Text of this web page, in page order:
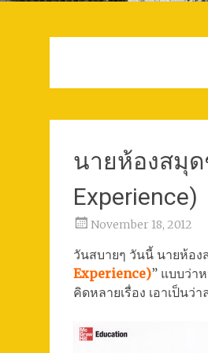
นายห้องสมุด
Experience)
November 18, 2012
วันสบายๆ วันนี้ นายห้อ
Experience)” แบบว่า
คิดหลายเรื่อง เอาเป็นว่